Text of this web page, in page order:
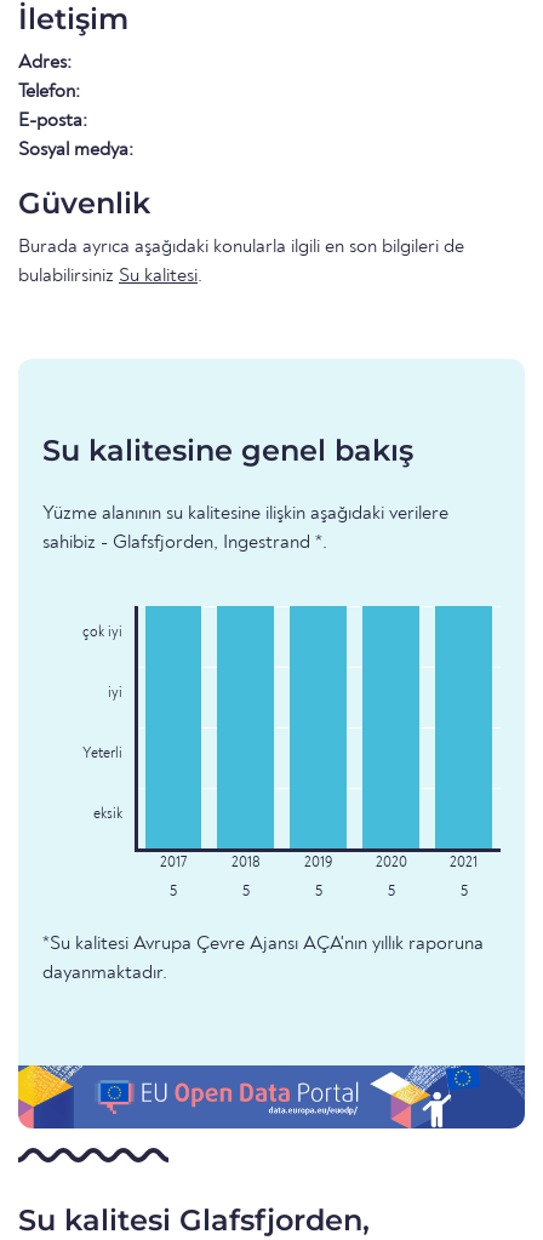
İletişim
Adres:
Telefon:
E-posta:
Sosyal medya:
Güvenlik
Burada ayrıca aşağıdaki konularla ilgili en son bilgileri de
bulabilirsiniz Su kalitesi.
Su kalitesine genel bakış
Yüzme alanının su kalitesine ilişkin aşağıdaki verilere
sahibiz - Glafsfjorden, Ingestrand *.
çok iyi
iyi
Yeterli
eksik
5 5 5 5 5
*Su kalitesi Avrupa Çevre Ajansı AÇA'nın yıllık raporuna
dayanmaktadır.
Su kalitesi Glafsfjorden,